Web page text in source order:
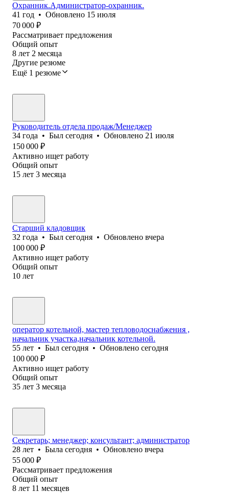
Охранник.Администратор-охранник.
41 год • Обновлено 15 июля
70 000 ₽
Рассматривает предложения
Общий опыт
8 лет 2 месяца
Другие резюме
Ещё 1 резюме
Руководитель отдела продаж/Менеджер
34 года • Был сегодня • Обновлено 21 июля
150 000 ₽
Активно ищет работу
Общий опыт
15 лет 3 месяца
Старший кладовщик
32 года • Был сегодня • Обновлено вчера
100 000 ₽
Активно ищет работу
Общий опыт
10 лет
оператор котельной, мастер тепловодоснабжения ,
начальник участка,начальник котельной.
55 лет • Был сегодня • Обновлено сегодня
100 000 ₽
Активно ищет работу
Общий опыт
35 лет 3 месяца
Секретарь; менеджер; консультант; администратор
28 лет • Была сегодня • Обновлено вчера
55 000 ₽
Рассматривает предложения
Общий опыт
8 лет 11 месяцев